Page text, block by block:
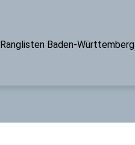
Ranglisten Baden-Württemberg